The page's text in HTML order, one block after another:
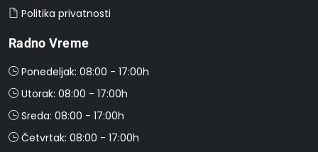
Politika privatnosti
Radno Vreme
Ponedeljak: 08:00 - 17:00h
Utorak: 08:00 - 17:00h
Sreda: 08:00 - 17:00h
Četvrtak: 08:00 - 17:00h